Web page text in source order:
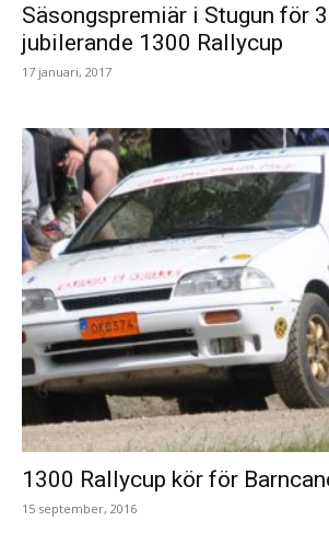
Säsongspremiär i Stugun för
jubilerande 1300 Rallycup
17 januari, 2017
1300 Rallycup kör för
15 september, 2016